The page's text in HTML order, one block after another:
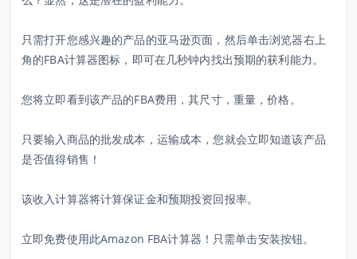
只需打开您感兴趣的产品的亚马逊页面，然后单击浏览器右上
角的FBA计算器图标，即可在几秒钟内找出预期的获利能力。
您将立即看到该产品的FBA费用，其尺寸，重量，价格。
只要输入商品的批发成本，运输成本，您就会立即知道该产品
是否值得销售！
该收入计算器将计算保证金和预期投资回报率。
立即免费使用此Amazon FBA计算器！只需单击安装按钮。